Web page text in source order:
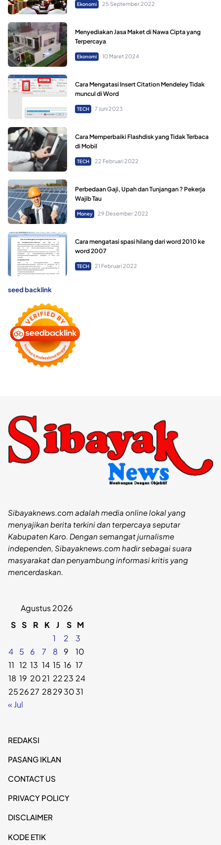
Ekonomi 25 September 2022
Menyediakan Jasa Maket di Nawa Cipta yang
Terpercaya
Ekonomi 10 Maret 2024
Cara Mengatasi Insert Citation Mendeley Tidak
muncul di Word
TECH 7 Juni 2023
Cara Memperbaiki Flashdisk yang Tidak Terbaca
di Mobil
TECH 22 Februari 2022
Perbedaan Gaji, Upah dan Tunjangan ? Pekerja
Wajib Tau
Money 29 Desember 2022
Cara mengatasi spasi hilang dari word 2010 ke
word 2007
TECH 21 Februari 2022
seed backlink
Sibayaknews.com adalah media online lokal yang
menyajikan berita terkini dan terpercaya seputar
Kabupaten Karo. Dengan semangat jurnalisme
independen, Sibayaknews.com hadir sebagai suara
masyarakat dan penyambung informasi kritis yang
mencerdaskan.
Agustus 2026
S S R K J S M
1
2
3
4
5 6 7 8 9
10
11 12 13 14 15 16 17
18 19 2021 2223 24
252627 28293031
« Jul
REDAKSI
PASANG IKLAN
CONTACT US
PRIVACY POLICY
DISCLAIMER
KODE ETIK